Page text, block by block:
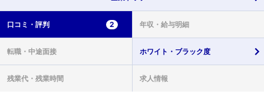
口コミ・ 評判 2 年収・ 給与明細
転職・ 中途面接 ホワイト・ ブラック度
残業代・ 残業時間 求人情報